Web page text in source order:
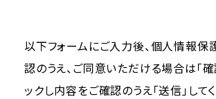
以下フォームにご入力後、個人情報保
認のうえ、ご同意いただける場合は「確
ックし内容をご確認のうえ「送信」して